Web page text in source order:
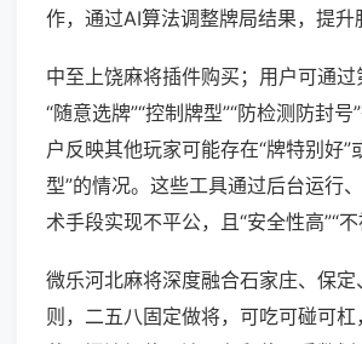
作，通过AI算法调整牌局结果，提升
中至上饶麻将插件购买；用户可通
“随意选牌”“控制牌型”“防检测防封号
户反映其他玩家可能存在“牌特别好”
型”的情况。这些工具通过后台运行
术手段实现不平公，且“安全性高”“不
微乐河北麻将深度融合石家庄、保
则，二五八固定做将，可吃可碰可